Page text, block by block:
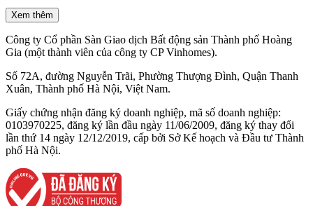
Xem thêm
Công ty Cổ phần Sàn Giao dịch Bất động sản Thành phố Hoàng
Gia (một thành viên của công ty CP Vinhomes).
Số 72A, đường Nguyễn Trãi, Phường Thượng Đình, Quận Thanh
Xuân, Thành phố Hà Nội, Việt Nam.
Giấy chứng nhận đăng ký doanh nghiệp, mã số doanh nghiệp:
0103970225, đăng ký lần đầu ngày 11/06/2009, đăng ký thay đổi
lần thứ 14 ngày 12/12/2019, cấp bởi Sở Kế hoạch và Đầu tư Thành
phố Hà Nội.